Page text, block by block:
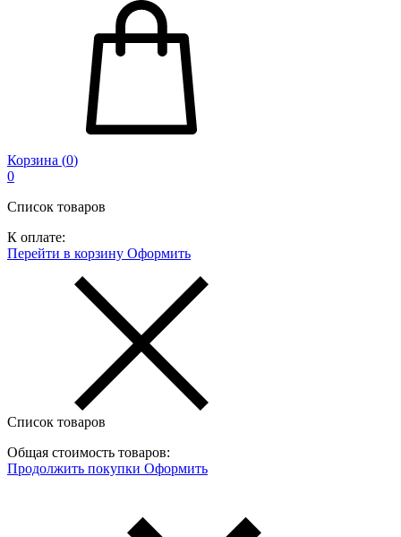
Корзина (0)
0
Список товаров
К оплате:
Перейти в корзину Оформить
Список товаров
Общая стоимость товаров:
Продолжить покупки Оформить